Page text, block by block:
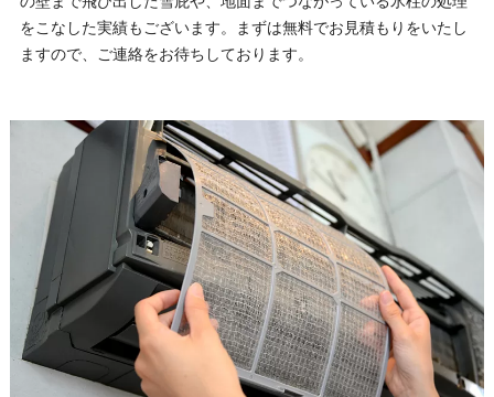
をこなした実績もございます。まずは無料でお見積もりをいたし
ますので、ご連絡をお待ちしております。